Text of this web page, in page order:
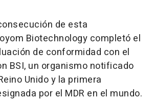
de esta
Biotechnology completó el
de conformidad con el
BSI, un organismo notificado
Unido y la primera
por el MDR en el mundo.